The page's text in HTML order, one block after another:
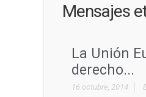
Mensajes
La Unión
derecho...
16 octubre, 2014